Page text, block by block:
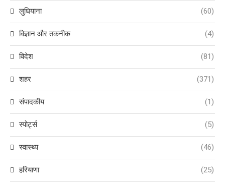
लुधियाना (60)
विज्ञान और तकनीक (4)
विदेश (81)
शहर (371)
संपादकीय (1)
स्पोर्ट्स (5)
स्वास्थ्य (46)
हरियाणा (25)